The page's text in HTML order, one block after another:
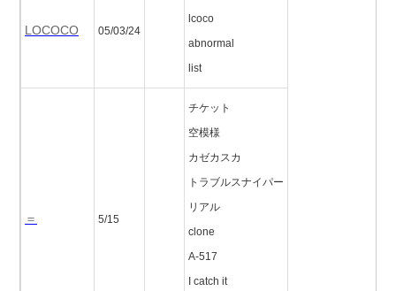
LOCOCO 05/03/24
lcoco
abnormal
list
＝ 5/15
チケット
空模様
カゼカスカ
トラブルスナイパー
リアル
clone
A-517
I catch it